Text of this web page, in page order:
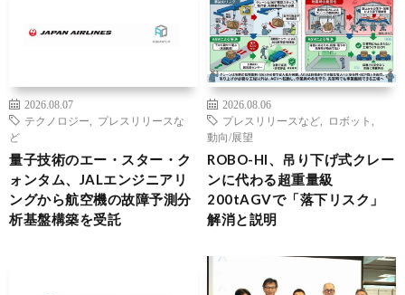
2026.08.07
テクノロジー
プレスリリースな
ど
量子技術のエー・スター・ク
ォンタム、JALエンジニアリ
ングから航空機の故障予測分
析基盤構築を受託
2026.08.06
プレスリリースなど
ロボット
動向/展望
ROBO-HI、吊り下げ式クレー
ンに代わる超重量級
200tAGVで「落下リスク」
解消と説明